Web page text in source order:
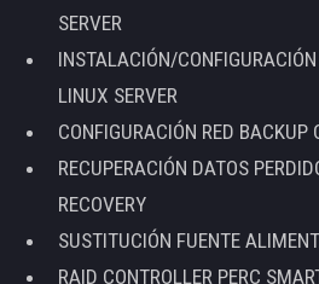
SERVER
INSTALACIÓN/
LINUX SERVER
CONFIGURACIÓN RED BACKUP
RECUPERACIÓN DATOS
RECOVERY
SUSTITUCIÓN FUENTE
RAID CONTROLLER PERC